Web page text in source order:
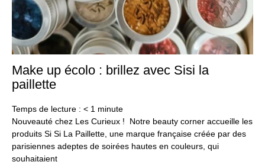
Make up écolo : brillez avec Sisi la
paillette
Temps de lecture : < 1 minute
Nouveauté chez Les Curieux ! Notre beauty corner accueille les
produits Si Si La Paillette, une marque française créée par des
parisiennes adeptes de soirées hautes en couleurs, qui
souhaitaient